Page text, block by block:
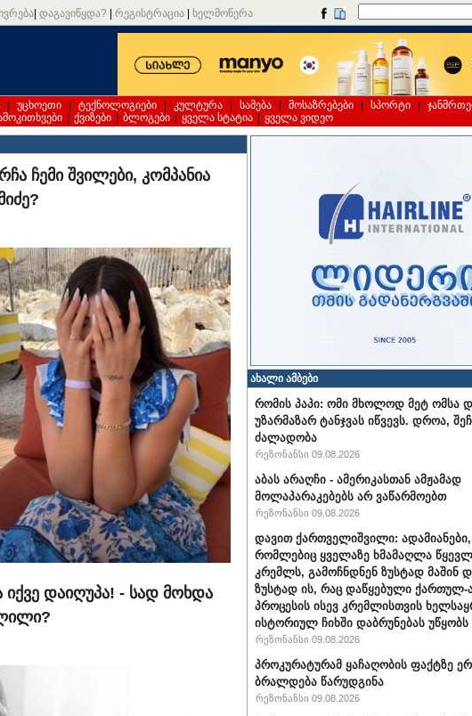
დაგავიწყდა? რეგისტრაცია ხელმოწერა
უცხოეთი ტექნოლოგიები კულტურა სამება მოსაზრებები სპორტი
ქვიზები ბლოგები ყველა სტატია ყველა ვიდეო
ჩემი შვილები, კომპანია
დაიღუპა! - სად მოხდა
ახალი ამბები
რომის პაპი: ომი მხოლოდ მეტ ომსა
უზარმაზარ ტანჯვას იწვევს. დროა,
ძალადობა
რეზონანსი 09.08.2026
აბას არაღჩი - ამერიკასთან ამჟამად
მოლაპარაკებებს არ ვაწარმოებთ
რეზონანსი 09.08.2026
დავით ქართველიშვილი: ადამიანები,
რომლებიც ყველაზე ხმამაღლა
კრემლს, გამოჩნდნენ ზუსტად მაშინ
ზუსტად ის, რაც დაწყებული ქართულ-
პროცესის ისევ კრემლისთვის
ისტორიულ ჩიხში დაბრუნებას
რეზონანსი 09.08.2026
პროკურატურამ ყაჩაღობის ფაქტზე
ბრალდება წარუდგინა
რეზონანსი 09.08.2026